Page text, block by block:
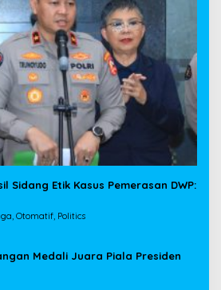
Sidang Etik Kasus Pemerasan DWP:
Otomatif, Politics
Medali Juara Piala Presiden